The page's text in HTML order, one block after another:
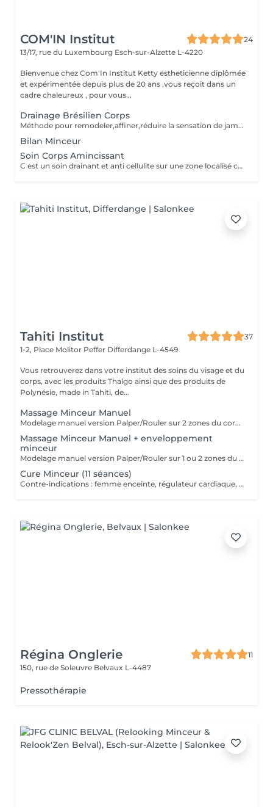
COM'IN Institut
24
13/17, rue du Luxembourg Esch-sur-Alzette L-4220
Bienvenue chez Com'In Institut Ketty estheticienne diplômée
et expérimentée depuis plus de 20 ans ,vous reçoit dans un
cadre chaleureux , pour vous...
Drainage Brésilien Corps
Méthode pour remodeler,affiner,réduire la sensation de jambes lourdes ,rétention d eau,améliorer la circulation sanguine et lymphatique,detoxifier,réduire la cellulite. Effet détente et favorise la relaxation
Bilan Minceur
Soin Corps Amincissant
C est un soin drainant et anti cellulite sur une zone localisé comme les bras, ou le ventre
Tahiti Institut
37
1-2, Place Molitor Peffer Differdange L-4549
Vous retrouverez dans votre institut des soins du visage et du
corps, avec les produits Thalgo ainsi que des produits de
Polynésie, made in Tahiti, de...
Massage Minceur Manuel
Modelage manuel version Palper/Rouler sur 2 zones du corps.
Massage Minceur Manuel + enveloppement
minceur
Modelage manuel version Palper/Rouler sur 1 ou 2 zones du corps. Application ensuite d'un enveloppement aux propriétés amincissantes sur ces mêmes zones.
Cure Minceur (11 séances)
Contre-indications : femme enceinte, régulateur cardiaque, stérilet, maladie grave : conseils auprès de votre esthéticienne Programme de perte en cm et anticellulite Séance 1 : Bilan personnalisé + Massage drainant lymphatique corps (esthétique méthode Leduc) (50 min) + UN PRODUIT CORPS POUR LE DOMICILE INCLUS Séance 2 : Massage minceur localisé sur 1 ou 2 zones + Vacuum (cupping) (40 min) Séance de 3 à 8 : Lipocavitation + Radio-fréquence 1 à 2 zones (30 min) Séance de 9 à 10 : Madérothérapie + enveloppement minceur localisé (60 min) Séance 11 : Rituel Tonicité (1h) (ce rituel comprend un drainage lymphatique et l'utilisation de radio-fréquence avec application localisée d'une crème fermeté) L'idéal étant de réaliser 2 à 3 séances par semaine pour un résultat optimal. Payable à la 1ère séance.
Régina Onglerie
11
150, rue de Soleuvre Belvaux L-4487
Pressothérapie